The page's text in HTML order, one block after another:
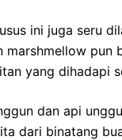
ini juga seru
pun
yang dihadapi
dan api
dari binatang